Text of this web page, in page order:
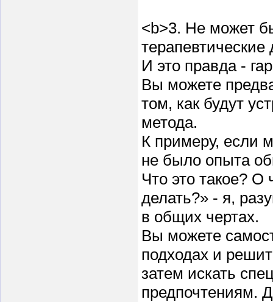
<b>3. Не может
И это правда -
Вы можете
том, как будут
метода.
К примеру, если
не было опыта
Что это такое? О
делать?» - я,
в общих чертах.
Вы можете
подходах и
затем искать
предпочтениям.